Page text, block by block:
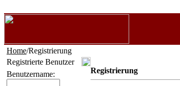
Home/Registrierung
Registrierte Benutzer
Benutzername:
Registrierung